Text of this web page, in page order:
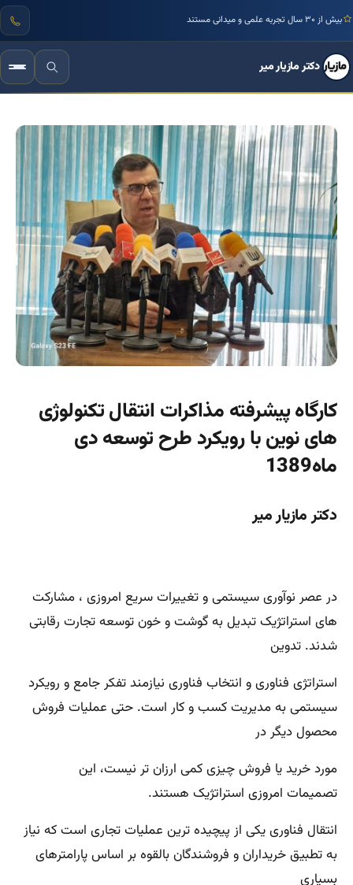
بیش از ۳۰ سال تجربه علمی و میدانی مستند
دکتر مازیار میر
کارگاه پیشرفته مذاکرات انتقال تکنولوژی
های نوین با رویکرد طرح توسعه دی
ماه1389
دکتر مازیار میر
در عصر نوآوری سیستمی و تغییرات سریع امروزی ، مشارکت
های استراتژیک تبدیل به گوشت و خون توسعه تجارت رقابتی
شدند. تدوین
استراتژی فناوری و انتخاب فناوری نیازمند تفکر جامع و رویکرد
سیستمی به مدیریت کسب و کار است. حتی عملیات فروش
محصول دیگر در
مورد خرید یا فروش چیزی کمی ارزان تر نیست، این
تصمیمات امروزی استراتژیک هستند.
انتقال فناوری یکی از پیچیده ترین عملیات تجاری است که نیاز
به تطبیق خریداران و فروشندگان بالقوه بر اساس پارامترهای
بسیاری